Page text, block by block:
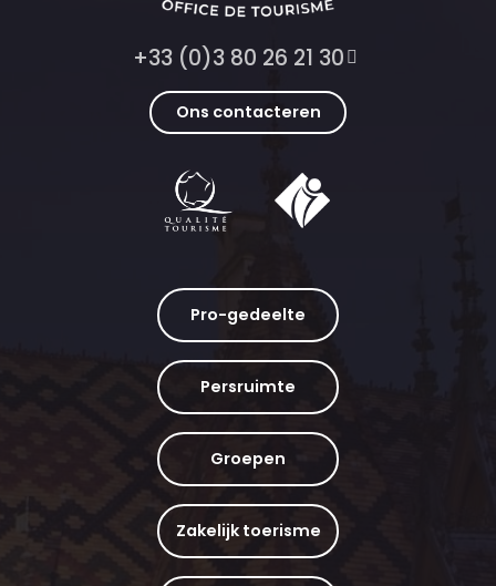
+33 (0)3 80 26 21 30
Ons contacteren
Pro-gedeelte
Persruimte
Groepen
Zakelijk toerisme